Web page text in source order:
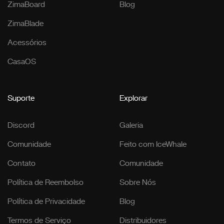
ZimaBoard
ZimaBlade
Acessórios
CasaOS
Blog
Suporte
Discord
Comunidade
Contato
Política de Reembolso
Política de Privacidade
Termos de Serviço
Explorar
Galeria
Feito com IceWhale
Comunidade
Sobre Nós
Blog
Distribuidores